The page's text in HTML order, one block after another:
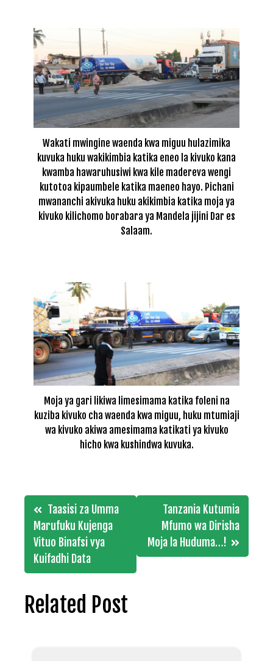
Wakati mwingine waenda kwa miguu hulazimika
kuvuka huku wakikimbia katika eneo la kivuko kana
kwamba hawaruhusiwi kwa kile madereva wengi
kutotoa kipaumbele katika maeneo hayo. Pichani
mwananchi akivuka huku akikimbia katika moja ya
kivuko kilichomo borabara ya Mandela jijini Dar es
Salaam.
Moja ya gari likiwa limesimama katika foleni na
kuziba kivuko cha waenda kwa miguu, huku mtumiaji
wa kivuko akiwa amesimama katikati ya kivuko
hicho kwa kushindwa kuvuka.
Post
navigation
Taasisi za Umma
Marufuku Kujenga
Vituo Binafsi vya
Kuifadhi Data
Tanzania Kutumia
Mfumo wa Dirisha
Moja la Huduma…!
Related Post